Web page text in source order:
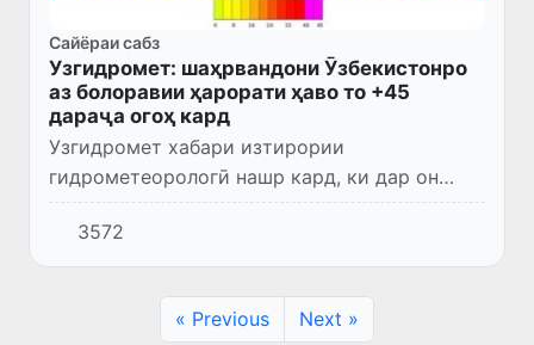
Сайёраи сабз
Узгидромет: шаҳрвандони Ӯзбекистонро
аз болоравии ҳарорати ҳаво то +45
дараҷа огоҳ кард
Узгидромет хабари изтирории
гидрометеорологӣ нашр кард, ки дар он
ҳавошиносон аз пеш омадани гармо дар
нимаи дуюми ҳафта ҳушдор медиҳанд.
3572
« Previous Next »